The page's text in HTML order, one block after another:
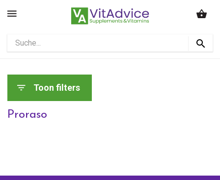
Toon filters
Proraso